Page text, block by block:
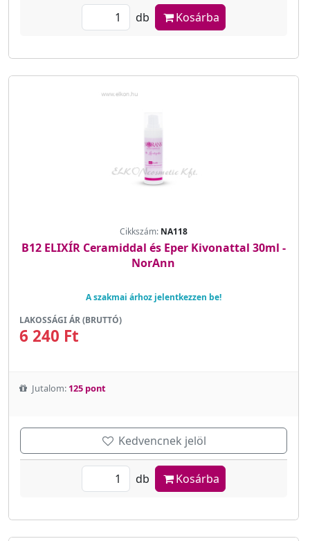
db Kosárba
Cikkszám: NA118
B12 ELIXÍR Ceramiddal és Eper Kivonattal 30ml -
NorAnn
A szakmai árhoz jelentkezzen be!
LAKOSSÁGI ÁR (BRUTTÓ)
6 240 Ft
Jutalom: 125 pont
Kedvencnek jelöl
db Kosárba